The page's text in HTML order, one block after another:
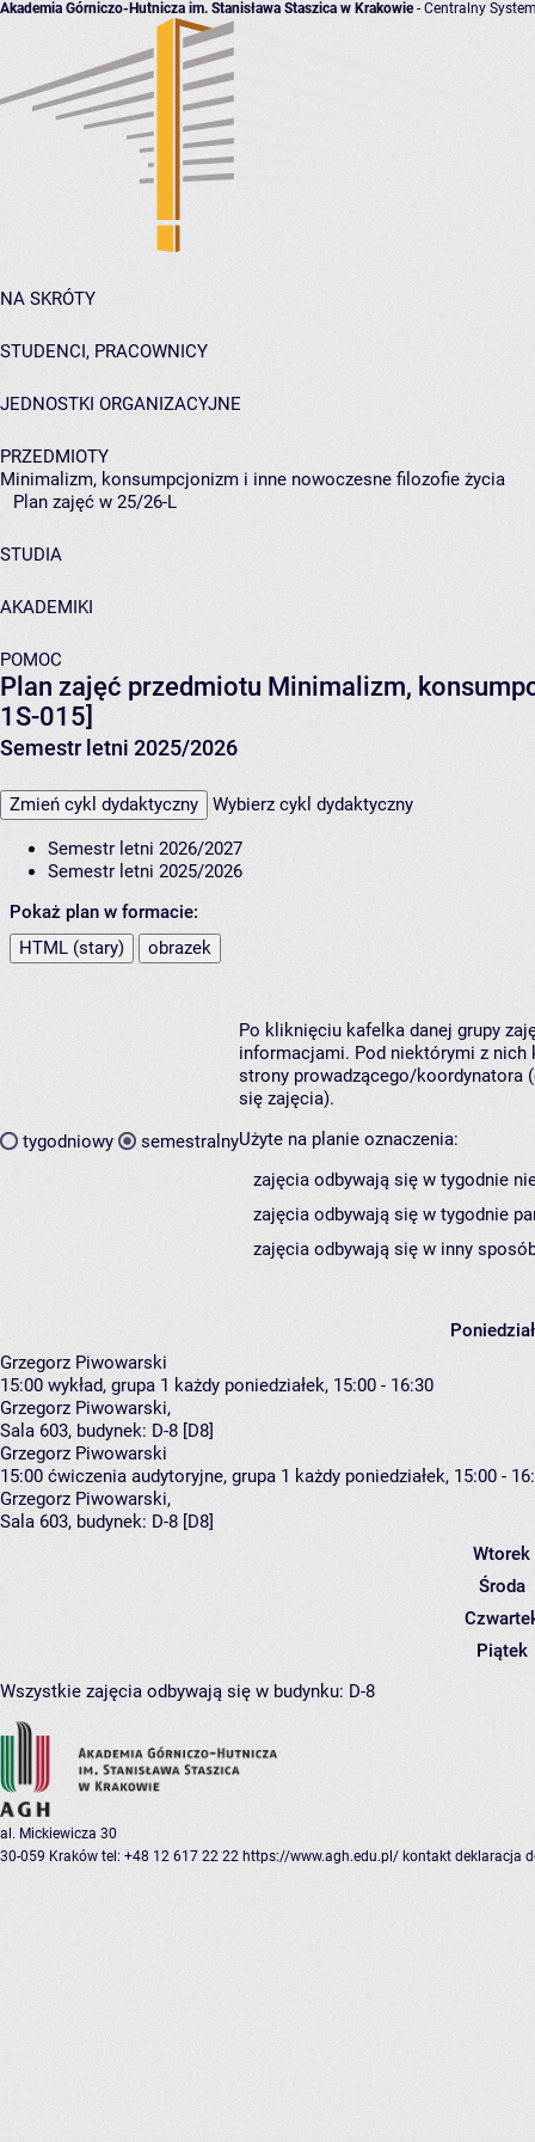
Akademia Górniczo-Hutnicza im. Stanisława Staszica w Krakowie- Centralny
NA SKRÓTY
STUDENCI, PRACOWNICY
JEDNOSTKI ORGANIZACYJNE
PRZEDMIOTY
Minimalizm, konsumpcjonizm i inne nowoczesne filozofie życia
Plan zajęć w 25/26-L
STUDIA
AKADEMIKI
POMOC
Plan zajęć przedmiotu Minimalizm,
1S-015]
Semestr letni 2025/2026
Zmień cykl dydaktyczny Wybierz cykl dydaktyczny
Semestr letni 2026/2027
Semestr letni 2025/2026
Pokaż plan w formacie:
HTML (stary)
obrazek
tygodniowy semestralny
Po kliknięciu kafelka danej grupy
informacjami. Pod niektórymi z nich
strony prowadzącego/koordynatora
się zajęcia).
Użyte na planie oznaczenia:
zajęcia odbywają się w tygodnie
zajęcia odbywają się w tygodnie
zajęcia odbywają się w inny
Grzegorz Piwowarski
15:00 wykład, grupa 1 każdy poniedziałek, 15:00 - 16:30
Grzegorz Piwowarski,
Sala 603, budynek: D-8 [D8]
Grzegorz Piwowarski
15:00 ćwiczenia audytoryjne, grupa 1 każdy poniedziałek, 15:00 -
Grzegorz Piwowarski,
Sala 603, budynek: D-8 [D8]
Wtorek
Środa
Piątek
Wszystkie zajęcia odbywają się w budynku: D-8
al. Mickiewicza 30
30-059 Kraków tel: +48 12 617 22 22 https://www.agh.edu.pl/ kontakt deklaracja